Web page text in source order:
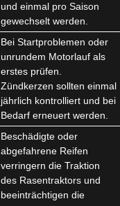
und einmal pro Saison
gewechselt werden.
Bei Startproblemen oder
unrundem Motorlauf als
erstes prüfen.
Zündkerzen sollten einmal
jährlich kontrolliert und bei
Bedarf erneuert werden.
Beschädigte oder
abgefahrene Reifen
verringern die Traktion
des Rasentraktors und
beeinträchtigen die